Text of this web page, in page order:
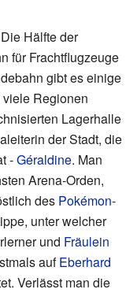
Hälfte der
für Frachtflugzeuge
gibt es einige
Regionen
Lagerhalle
der Stadt, die
-Géraldine. Man
Arena-Orden,
des Pokémon-
unter welcher
und Fräulein
aufEberhard
Verlässt man die